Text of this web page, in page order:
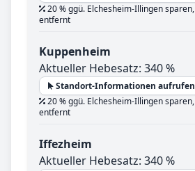
20 % ggü. Elchesheim-Illingen sparen,
entfernt
Kuppenheim
Aktueller Hebesatz: 340 %
Standort-Informationen aufrufen
20 % ggü. Elchesheim-Illingen sparen,
entfernt
Iffezheim
Aktueller Hebesatz: 340 %